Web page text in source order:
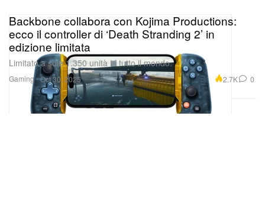
Gaming
Backbone collabora con Kojima Productions:
ecco il controller di ‘Death Stranding 2’ in
edizione limitata
Limitato a sole 1.350 unità in tutto il mondo.
Oct 30, 2025 2.7K 0